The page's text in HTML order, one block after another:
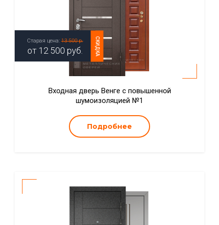
СКИДКА
Старая цена: 13 500 р.
от 12 500 руб.
Входная дверь Венге с повышенной
шумоизоляцией №1
Подробнее